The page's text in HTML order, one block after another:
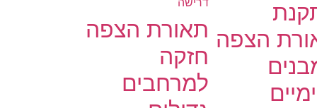
הצפה תאורת הצפה
חזקה
למרחבים